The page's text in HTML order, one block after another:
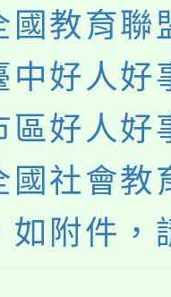
國教育聯
中好人
區好人好
國社會教
如附件，